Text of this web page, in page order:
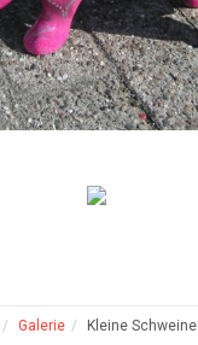
Galerie Kleine Schweine